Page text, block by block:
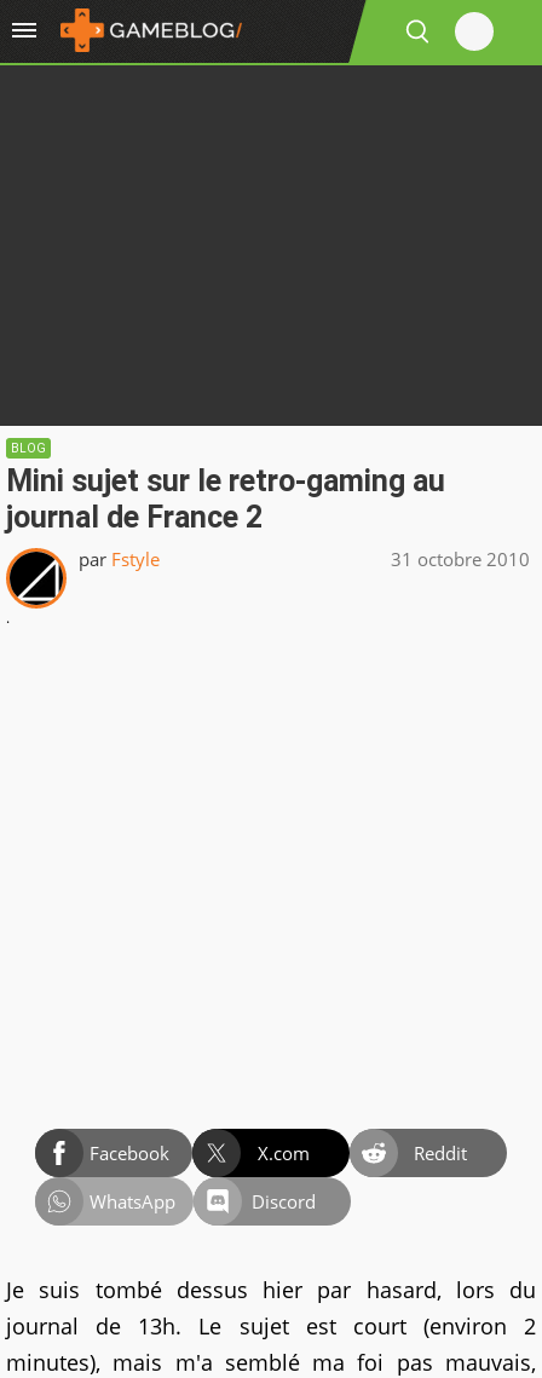
BLOG
Mini sujet sur le retro-gaming au
journal de France 2
par Fstyle 31 octobre 2010
.
Facebook X.com
Reddit
WhatsApp
Discord
Je suis tombé dessus hier par hasard, lors du
journal de 13h. Le sujet est court (environ 2
minutes), mais m'a semblé ma foi pas mauvais,